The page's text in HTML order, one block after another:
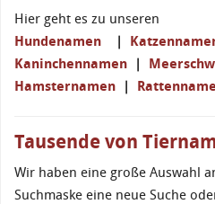
Hier geht es zu unseren
Hundenamen |
Kaninchennamen |
Hamsternamen |
Tausende von
Wir haben eine große Auswahl
Suchmaske eine neue Suche